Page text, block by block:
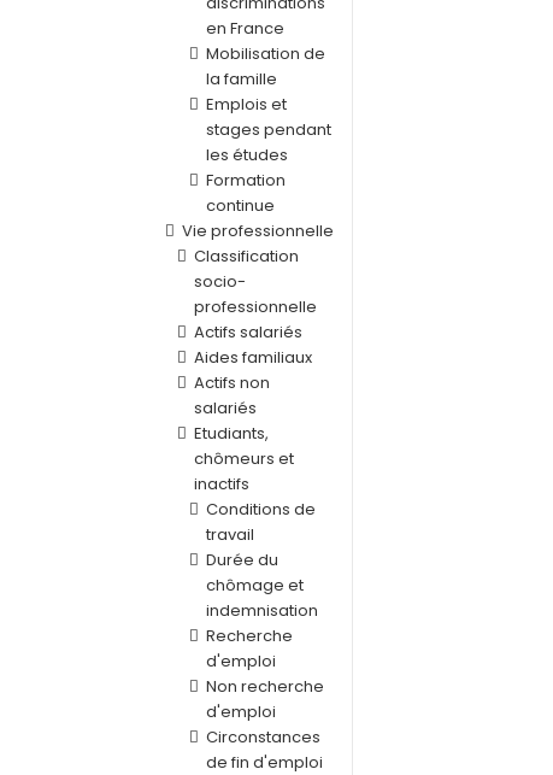
en France
Mobilisation de
la famille
Emplois et
stages pendant
les études
Formation
continue
Vie professionnelle
Classification
socio-
professionnelle
Actifs salariés
Aides familiaux
Actifs non
salariés
Etudiants,
chômeurs et
inactifs
Conditions de
travail
Durée du
chômage et
indemnisation
Recherche
d'emploi
Non recherche
d'emploi
Circonstances
de fin d'emploi